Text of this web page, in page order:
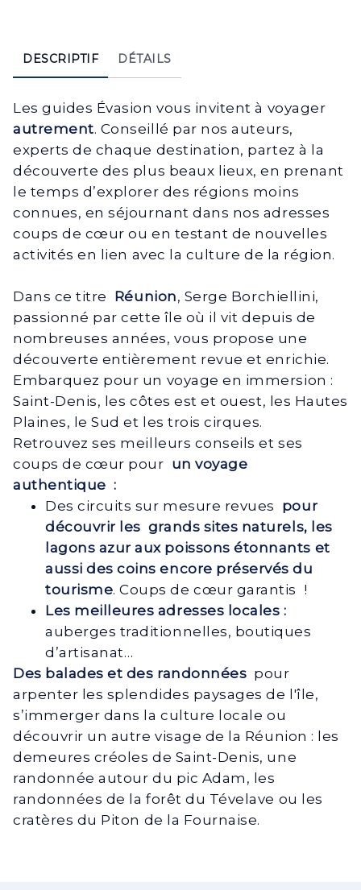
DESCRIPTIF DÉTAILS
Les guides Évasion vous invitent à voyager
autrement. Conseillé par nos auteurs,
experts de chaque destination, partez à la
découverte des plus beaux lieux, en prenant
le temps d’explorer des régions moins
connues, en séjournant dans nos adresses
coups de cœur ou en testant de nouvelles
activités en lien avec la culture de la région.
Dans ce titre Réunion, Serge Borchiellini,
passionné par cette île où il vit depuis de
nombreuses années, vous propose une
découverte entièrement revue et enrichie.
Embarquez pour un voyage en immersion :
Saint-Denis, les côtes est et ouest, les Hautes
Plaines, le Sud et les trois cirques.
Retrouvez ses meilleurs conseils et ses
coups de cœur pour un voyage
authentique :
Des circuits sur mesure revues pour
découvrir les grands sites naturels, les
lagons azur aux poissons étonnants et
aussi des coins encore préservés du
tourisme. Coups de cœur garantis !
Les meilleures adresses locales :
auberges traditionnelles, boutiques
d’artisanat…
Des balades et des randonnées pour
arpenter les splendides paysages de l'île,
s’immerger dans la culture locale ou
découvrir un autre visage de la Réunion : les
demeures créoles de Saint-Denis, une
randonnée autour du pic Adam, les
randonnées de la forêt du Tévelave ou les
cratères du Piton de la Fournaise.